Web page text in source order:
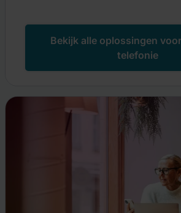
Bekijk alle oplossingen
telefonie